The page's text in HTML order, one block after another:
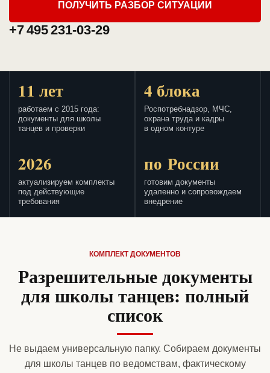
ПОЛУЧИТЬ РАЗБОР СИТУАЦИИ
+7 495 231-03-29
11 лет
работаем с 2015 года:
документы для школы
танцев и проверки
4 блока
Роспотребнадзор, МЧС,
охрана труда и кадры
в одном контуре
2026
актуализируем комплекты
под действующие
требования
по России
готовим документы
удаленно и сопровождаем
внедрение
КОМПЛЕКТ ДОКУМЕНТОВ
Разрешительные документы
для школы танцев: полный
список
Не выдаем универсальную папку. Собираем документы
для школы танцев по ведомствам, фактическому